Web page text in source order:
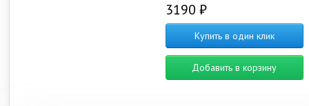
3190 ₽
Купить в один клик
Добавить в корзину